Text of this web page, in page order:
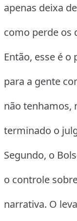
apenas deixa
como perde os
Então, esse é
para a gente
não tenhamos,
terminado o
Segundo, o
o controle
narrativa. O